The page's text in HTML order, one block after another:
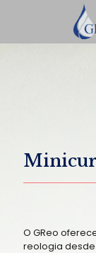
O GReo
reologia desde